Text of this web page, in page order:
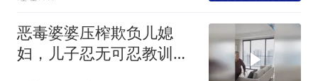
恶毒婆婆压榨欺负儿媳
妇，儿子忍无可忍教训母